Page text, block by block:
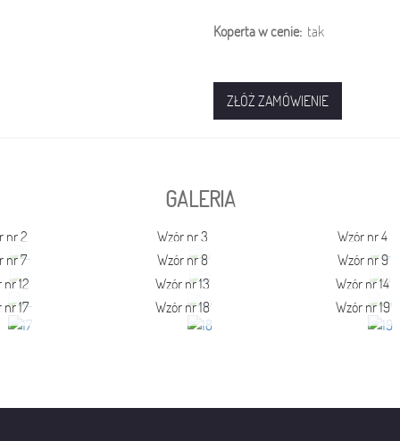
Koperta w cenie: tak
ZŁÓŻ ZAMÓWIENIE
GALERIA
nr 2 Wzór nr 3 Wzór nr 4
nr 7
Wzór nr 8 Wzór nr 9
nr 12
Wzór nr 13 Wzór nr 14
nr 17
Wzór nr 18 Wzór nr 19